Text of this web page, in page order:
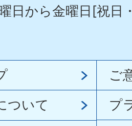
日から金曜日[祝日
ご
ついて
プ